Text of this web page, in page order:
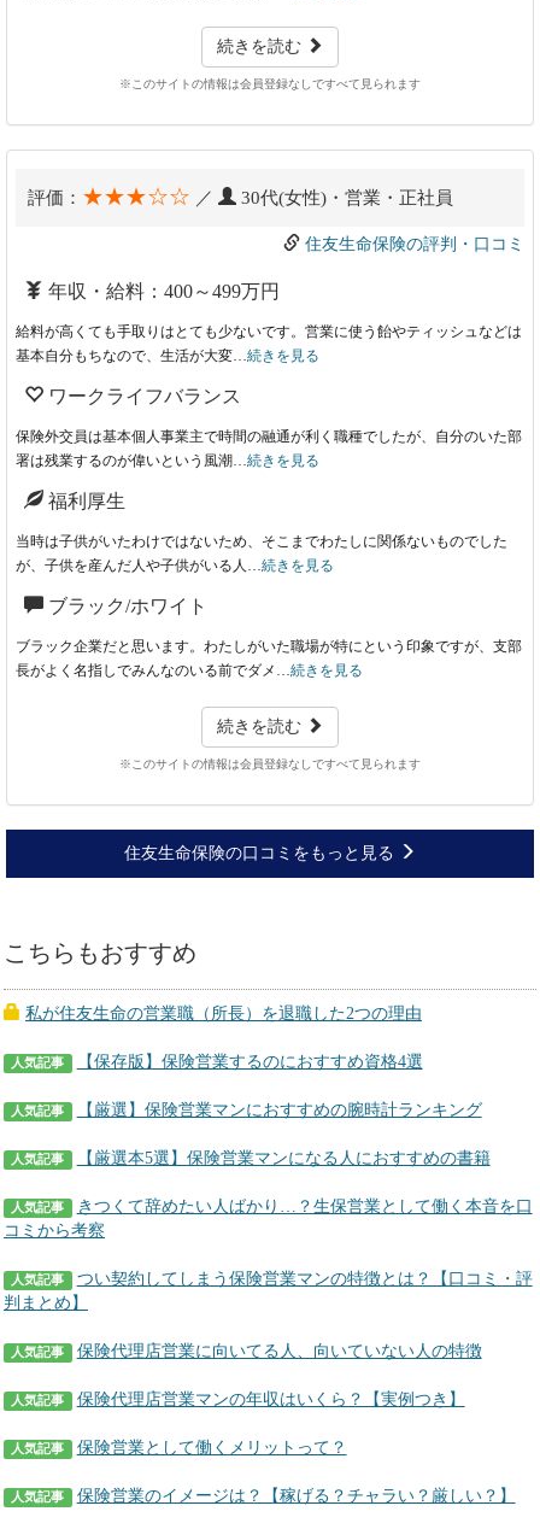
続きを読む
※このサイトの情報は会員登録なしですべて見られます
評価： ★★★☆☆ ／ 30代(女性)・営業・正社員
住友生命保険の評判・口コミ
年収・給料：400～499万円
給料が高くても手取りはとても少ないです。営業に使う飴やティッシュなどは
基本自分もちなので、生活が大変…続きを見る
ワークライフバランス
保険外交員は基本個人事業主で時間の融通が利く職種でしたが、自分のいた部
署は残業するのが偉いという風潮…続きを見る
福利厚生
当時は子供がいたわけではないため、そこまでわたしに関係ないものでした
が、子供を産んだ人や子供がいる人…続きを見る
ブラック/ホワイト
ブラック企業だと思います。わたしがいた職場が特にという印象ですが、支部
長がよく名指しでみんなのいる前でダメ…続きを見る
続きを読む
※このサイトの情報は会員登録なしですべて見られます
住友生命保険の口コミをもっと見る
こちらもおすすめ
私が住友生命の営業職（所長）を退職した2つの理由
人気記事 【保存版】保険営業するのにおすすめ資格4選
人気記事 【厳選】保険営業マンにおすすめの腕時計ランキング
人気記事 【厳選本5選】保険営業マンになる人におすすめの書籍
人気記事
きつくて辞めたい人ばかり…？生保営業として働く本音を口
コミから考察
人気記事
つい契約してしまう保険営業マンの特徴とは？【口コミ・評
判まとめ】
人気記事 保険代理店営業に向いてる人、向いていない人の特徴
人気記事 保険代理店営業マンの年収はいくら？【実例つき】
人気記事 保険営業として働くメリットって？
人気記事 保険営業のイメージは？【稼げる？チャラい？厳しい？】